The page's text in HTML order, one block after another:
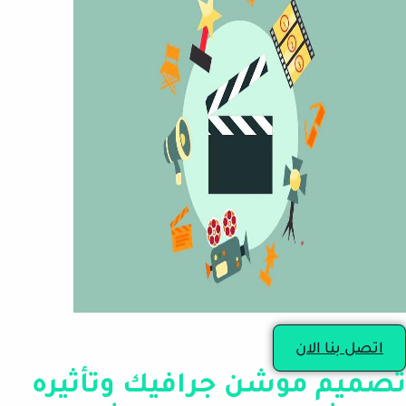
اتصل بنا الان
تصميم موشن جرافيك وتأثيره